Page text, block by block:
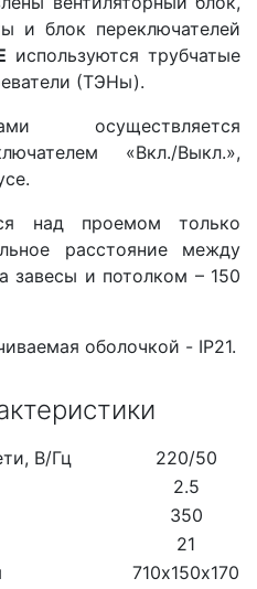
и блок переключателей
используются трубчатые
(ТЭНы).
осуществляется
«Вкл./Выкл.»,
над проемом только
расстояние между
завесы и потолком – 150
оболочкой - IP21.
В/Гц
220/50
2.5
350
21
710х150х170